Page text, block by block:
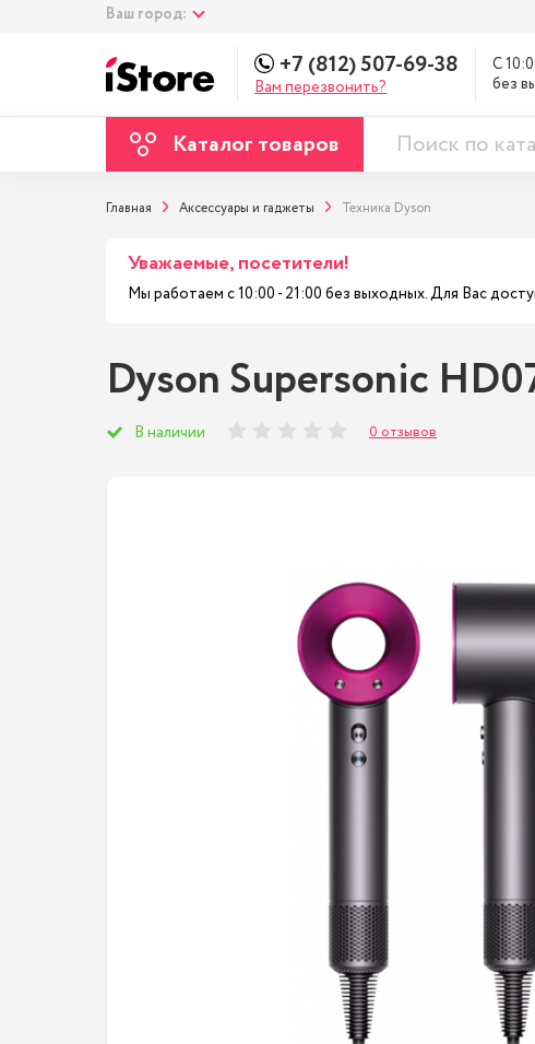
Ваш город:
+7 (812) 507-69-38
Вам перезвонить?
С
без
Каталог товаров
Главная Аксессуары и гаджеты Техника Dyson
Уважаемые, посетители!
Мы работаем с 10:00 - 21:00 без выходных. Для Вас
Dyson Supersonic
В наличии 0 отзывов